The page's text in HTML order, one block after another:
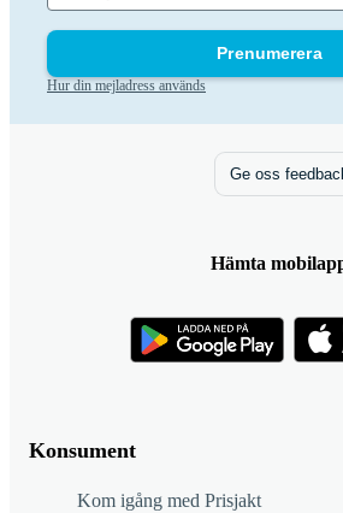
Prenumerera
Hur din mejladress används
Konsument
Kom igång med Prisjakt
Ge oss
Hämta